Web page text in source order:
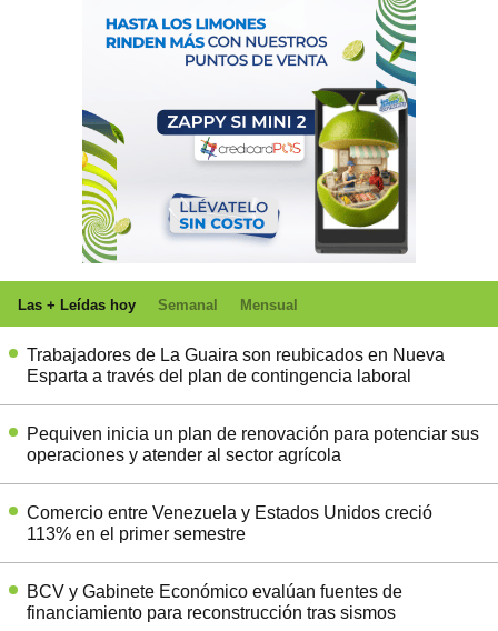
Las + Leídas hoy Semanal Mensual
Trabajadores de La Guaira son reubicados en Nueva
Esparta a través del plan de contingencia laboral
Pequiven inicia un plan de renovación para potenciar sus
operaciones y atender al sector agrícola
Comercio entre Venezuela y Estados Unidos creció
113% en el primer semestre
BCV y Gabinete Económico evalúan fuentes de
financiamiento para reconstrucción tras sismos